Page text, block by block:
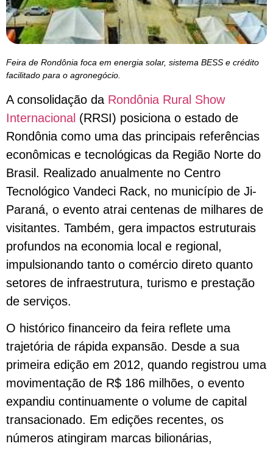
Feira de Rondônia foca em energia solar, sistema BESS e crédito
facilitado para o agronegócio.
A consolidação da Rondônia Rural Show
Internacional (RRSI) posiciona o estado de
Rondônia como uma das principais referências
econômicas e tecnológicas da Região Norte do
Brasil. Realizado anualmente no Centro
Tecnológico Vandeci Rack, no município de Ji-
Paraná, o evento atrai centenas de milhares de
visitantes. Também, gera impactos estruturais
profundos na economia local e regional,
impulsionando tanto o comércio direto quanto
setores de infraestrutura, turismo e prestação
de serviços.
O histórico financeiro da feira reflete uma
trajetória de rápida expansão. Desde a sua
primeira edição em 2012, quando registrou uma
movimentação de R$ 186 milhões, o evento
expandiu continuamente o volume de capital
transacionado. Em edições recentes, os
números atingiram marcas bilionárias,